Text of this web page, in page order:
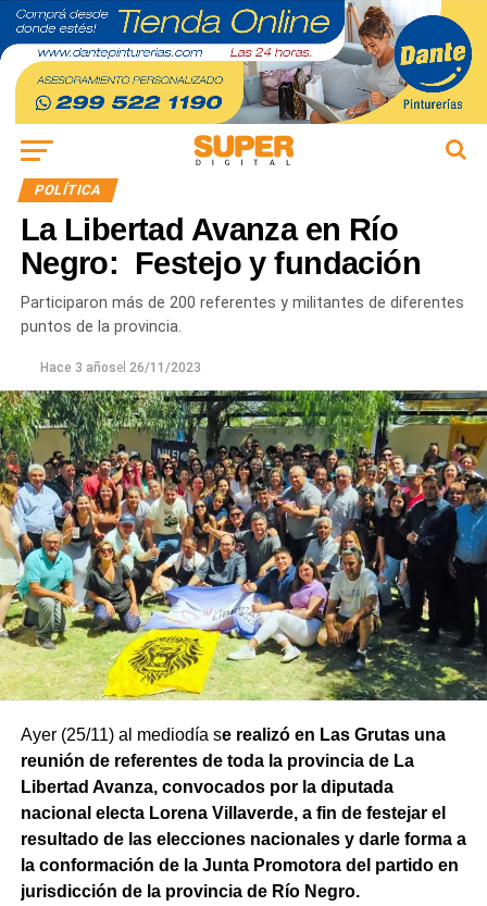
POLÍTICA
La Libertad Avanza en Río
Negro: Festejo y fundación
Participaron más de 200 referentes y militantes de diferentes
puntos de la provincia.
Hace 3 añosel 26/11/2023
Ayer (25/11) al mediodía se realizó en Las Grutas una
reunión de referentes de toda la provincia de La
Libertad Avanza, convocados por la diputada
nacional electa Lorena Villaverde, a fin de festejar el
resultado de las elecciones nacionales y darle forma a
la conformación de la Junta Promotora del partido en
jurisdicción de la provincia de Río Negro.